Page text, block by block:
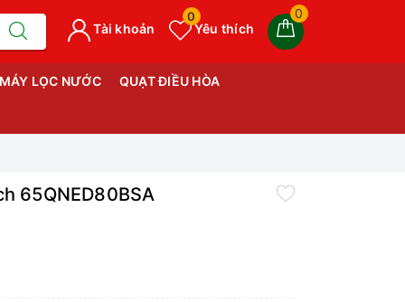
0
Yêu thích
0
Tài khoản
MÁY LỌC NƯỚC QUẠT ĐIỀU HÒA
65QNED80BSA